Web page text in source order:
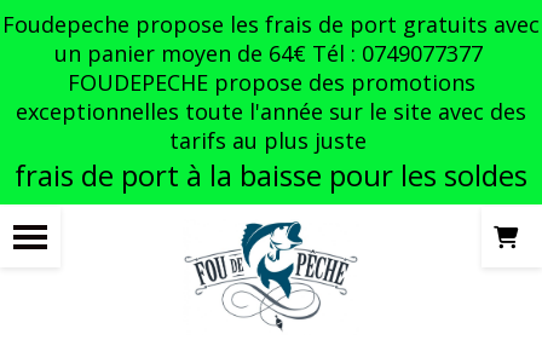
Foudepeche propose les frais de port gratuits avec
un panier moyen de 64€ Tél : 0749077377
FOUDEPECHE propose des promotions
exceptionnelles toute l'année sur le site avec des
tarifs au plus juste
frais de port à la baisse pour les soldes